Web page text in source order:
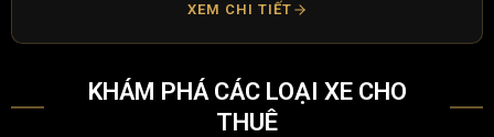
XEM CHI TIẾT
KHÁM PHÁ CÁC LOẠI XE CHO
THUÊ